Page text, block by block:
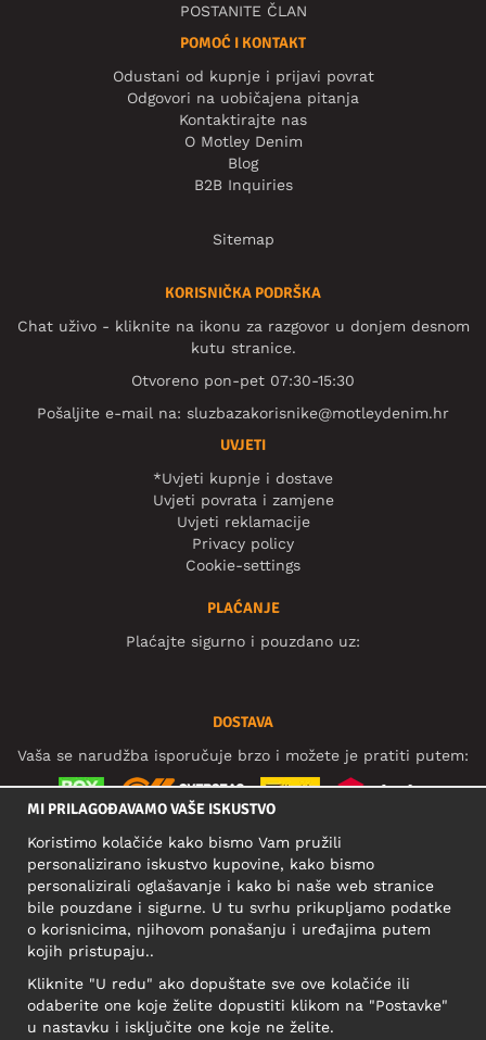
POSTANITE ČLAN
POMOĆ I KONTAKT
Odustani od kupnje i prijavi povrat
Odgovori na uobičajena pitanja
Kontaktirajte nas
O Motley Denim
Blog
B2B Inquiries
Sitemap
KORISNIČKA PODRŠKA
Chat uživo - kliknite na ikonu za razgovor u donjem desnom
kutu stranice.
Otvoreno pon-pet 07:30-15:30
Pošaljite e-mail na: sluzbazakorisnike@motleydenim.hr
UVJETI
*Uvjeti kupnje i dostave
Uvjeti povrata i zamjene
Uvjeti reklamacije
Privacy policy
Cookie-settings
PLAĆANJE
Plaćajte sigurno i pouzdano uz:
DOSTAVA
Vaša se narudžba isporučuje brzo i možete je pratiti putem:
DRUŠTVENE MREŽE
POSLOVNA ADRESA
Narva mnt 5, EE-10117 Tallinn
Reg: 12356245
MI PRILAGOĐAVAMO VAŠE ISKUSTVO
Koristimo kolačiće kako bismo Vam pružili
personalizirano iskustvo kupovine, kako bismo
personalizirali oglašavanje i kako bi naše web stranice
bile pouzdane i sigurne. U tu svrhu prikupljamo podatke
o korisnicima, njihovom ponašanju i uređajima putem
kojih pristupaju..
Kliknite "U redu" ako dopuštate sve ove kolačiće ili
odaberite one koje želite dopustiti klikom na "Postavke"
u nastavku i isključite one koje ne želite.